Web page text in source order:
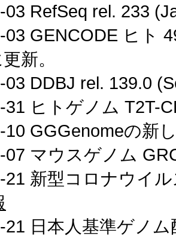
03 RefSeq rel. 233
03 GENCODE ヒト
新。
03 DDBJ rel. 139.0
31 ヒトゲノム T2T-
10 GGGenomeの新
07 マウスゲノム
21 新型コロナウイ
21 日本人基準ゲノ